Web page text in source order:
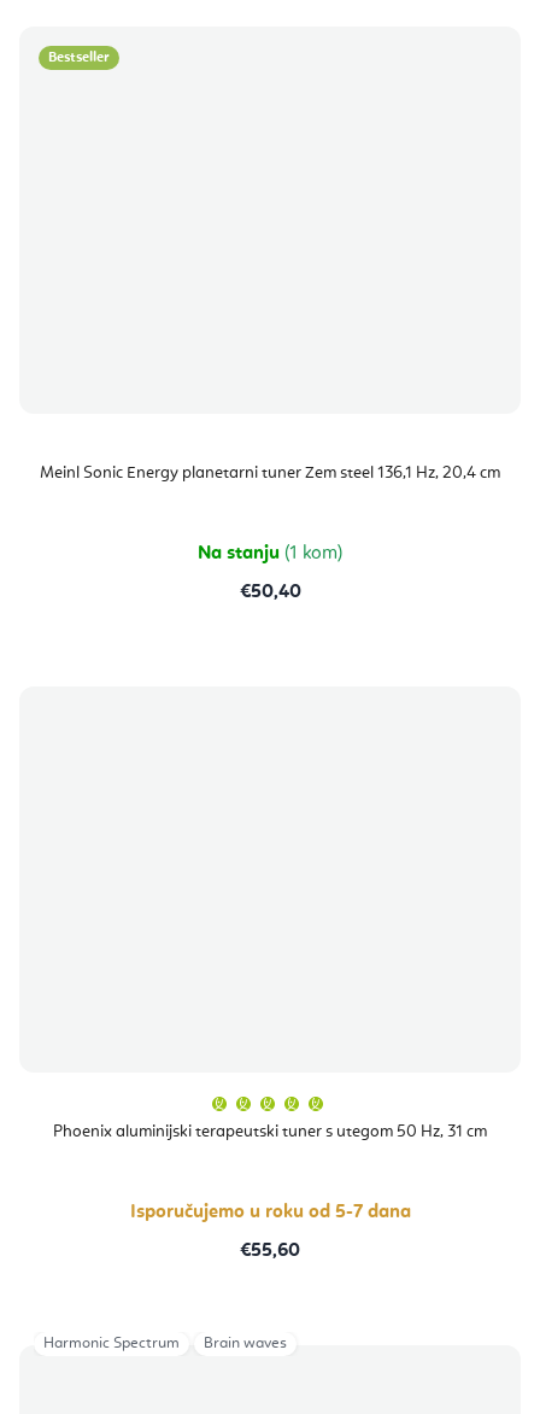
Bestseller
Meinl Sonic Energy planetarni tuner Zem steel 136,1 Hz, 20,4 cm
Na stanju (1 kom)
€50,40
Phoenix aluminijski terapeutski tuner s utegom 50 Hz, 31 cm
proizvoda
je
zvjezdica.
Isporučujemo u roku od 5-7 dana
€55,60
Harmonic Spectrum Brain waves